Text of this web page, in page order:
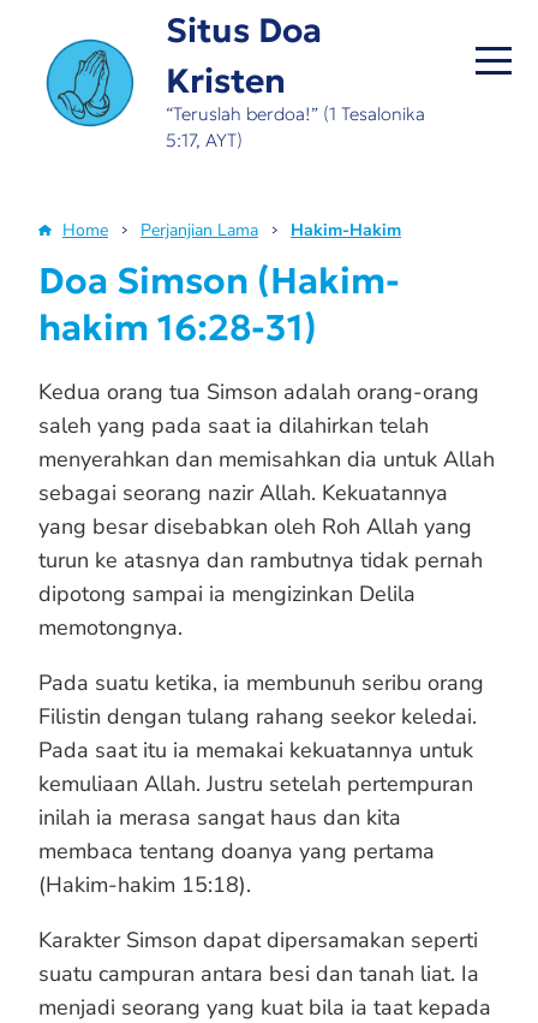
main
content
Situs Doa
Kristen
“Teruslah berdoa!” (1 Tesalonika
5:17, AYT)
Breadcrumb
Home Perjanjian Lama Hakim-Hakim
Doa Simson (Hakim-
hakim 16:28-31)
Kedua orang tua Simson adalah orang-orang
saleh yang pada saat ia dilahirkan telah
menyerahkan dan memisahkan dia untuk Allah
sebagai seorang nazir Allah. Kekuatannya
yang besar disebabkan oleh Roh Allah yang
turun ke atasnya dan rambutnya tidak pernah
dipotong sampai ia mengizinkan Delila
memotongnya.
Pada suatu ketika, ia membunuh seribu orang
Filistin dengan tulang rahang seekor keledai.
Pada saat itu ia memakai kekuatannya untuk
kemuliaan Allah. Justru setelah pertempuran
inilah ia merasa sangat haus dan kita
membaca tentang doanya yang pertama
(Hakim-hakim 15:18).
Karakter Simson dapat dipersamakan seperti
suatu campuran antara besi dan tanah liat. Ia
menjadi seorang yang kuat bila ia taat kepada